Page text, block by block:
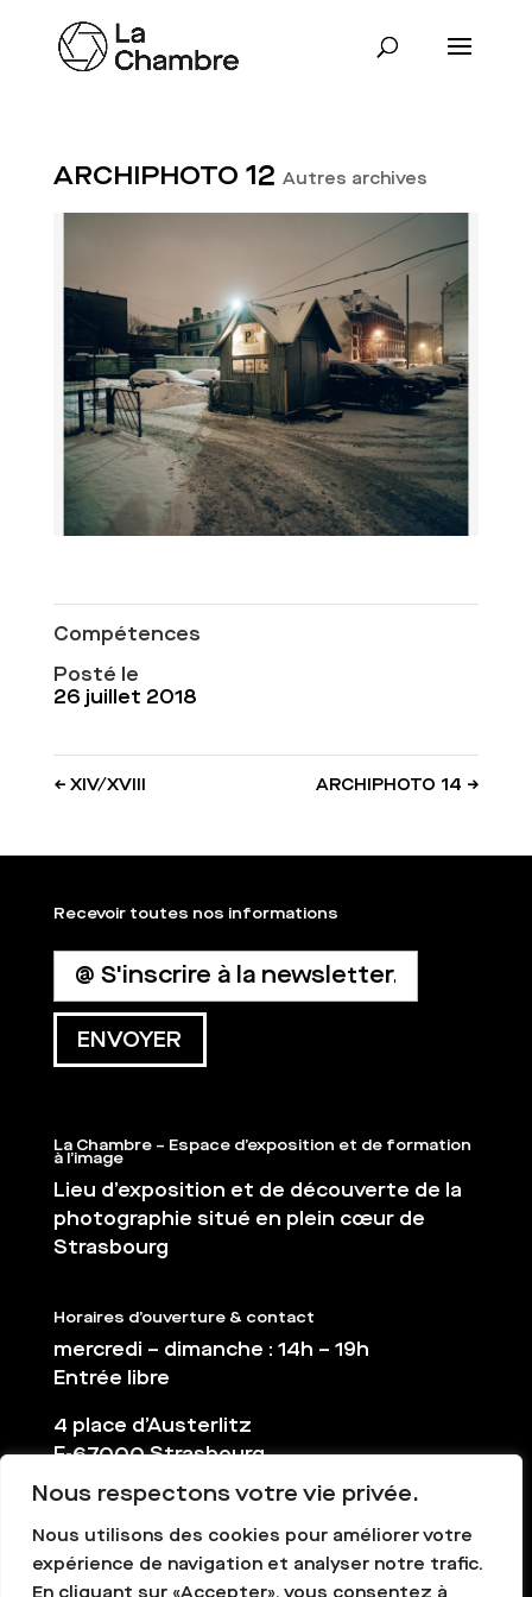
Nous respectons votre vie privée.
Nous utilisons des cookies pour améliorer votre
expérience de navigation et analyser notre trafic.
ARCHIPHOTO 12 Autres archives
Compétences
Posté le
26 juillet 2018
←XIV/XVIII ARCHIPHOTO 14 →
Recevoir toutes nos informations
La Chambre – Espace d’exposition et de formation
à l’image
Lieu d’exposition et de découverte de la
photographie situé en plein cœur de
Strasbourg
Horaires d’ouverture & contact
mercredi – dimanche : 14h – 19h
Entrée libre
4 place d’Austerlitz
F-67000 Strasbourg
03 88 36 65 38
contact@la-chambre.org